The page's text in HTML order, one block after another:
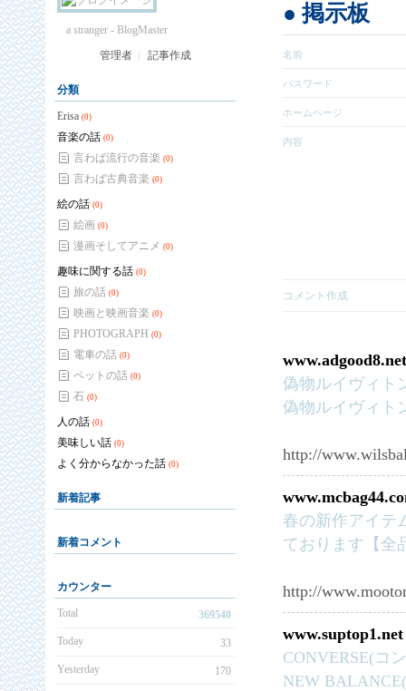
● 掲示板
名前
パスワード
ホームページ
内容
コメント作成
www.adgood8.net
偽物ルイヴィト
偽物ルイヴィト
http://
春の新作アイテ
ております【全
http://
www.suptop1.net
CONVERSE(コ
NEW
a stranger - BlogMaster
管理者| 記事作成
分類
Erisa (0)
音楽の話 (0)
言わば流行の音楽 (0)
言わば古典音楽 (0)
絵の話 (0)
絵画 (0)
漫画そしてアニメ (0)
趣味に関する話 (0)
旅の話 (0)
映画と映画音楽 (0)
PHOTOGRAPH (0)
電車の話 (0)
ペットの話 (0)
石 (0)
人の話 (0)
美味しい話 (0)
よく分からなかった話 (0)
新着記事
新着コメント
カウンター
Total 369540
Today 33
Yesterday 170